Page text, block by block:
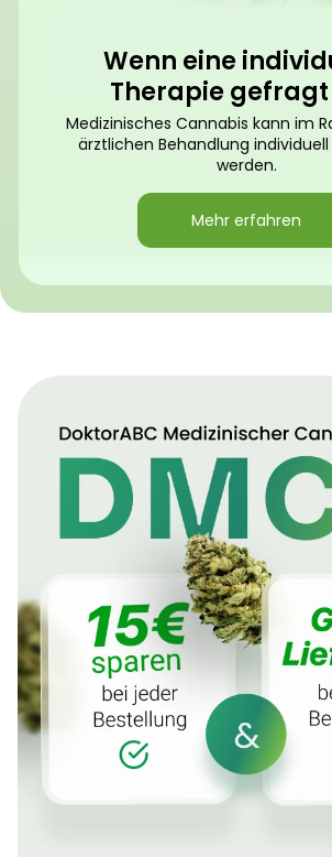
Wenn eine
Therapie gefragt
Medizinisches Cannabis kann im
ärztlichen Behandlung
werden.
Mehr erfahren